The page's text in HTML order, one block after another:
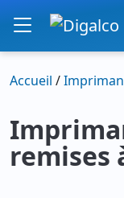
Navigation
Accueil /
remises